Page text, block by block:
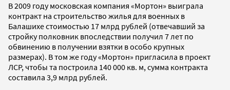
В 2009 году московская компания «Мортон» выиграла
контракт на строительство жилья для военных в
Балашихе стоимостью 17 млрд рублей (отвечавший за
стройку полковник впоследствии получил 7 лет по
обвинению в получении взятки в особо крупных
размерах). В том же году «Мортон» пригласила в проект
ЛСР, чтобы та построила 140 000 кв. м, сумма контракта
составила 3,9 млрд рублей.